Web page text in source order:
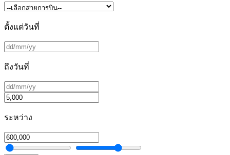
ตั้งแต่วันที่
ถึงวันที่
ระหว่าง